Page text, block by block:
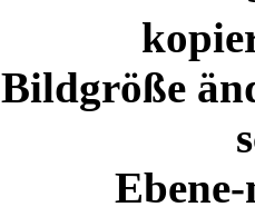
Bildgröße